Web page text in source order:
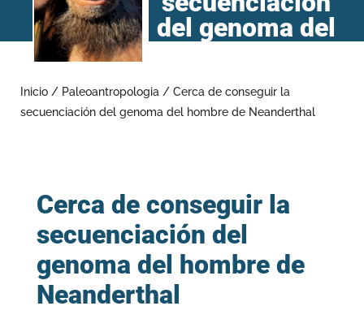
del genoma del
Inicio / Paleoantropologia / Cerca de conseguir la
secuenciación del genoma del hombre de Neanderthal
Cerca de conseguir la
secuenciación del
genoma del hombre de
Neanderthal